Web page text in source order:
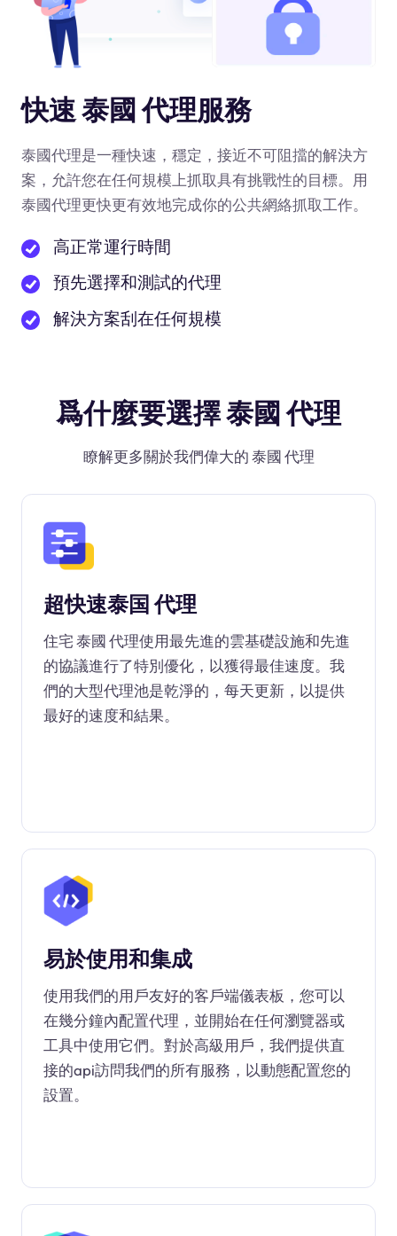
快速 泰國 代理服務
泰國代理是一種快速，穩定，接近不可阻擋的解決方
案，允許您在任何規模上抓取具有挑戰性的目標。用
泰國代理更快更有效地完成你的公共網絡抓取工作。
高正常運行時間
預先選擇和測試的代理
解決方案刮在任何規模
爲什麼要選擇 泰國 代理
瞭解更多關於我們偉大的 泰國 代理
超快速泰国 代理
住宅 泰國 代理使用最先進的雲基礎設施和先進
的協議進行了特別優化，以獲得最佳速度。我
們的大型代理池是乾淨的，每天更新，以提供
最好的速度和結果。
易於使用和集成
使用我們的用戶友好的客戶端儀表板，您可以
在幾分鐘內配置代理，並開始在任何瀏覽器或
工具中使用它們。對於高級用戶，我們提供直
接的api訪問我們的所有服務，以動態配置您的
設置。